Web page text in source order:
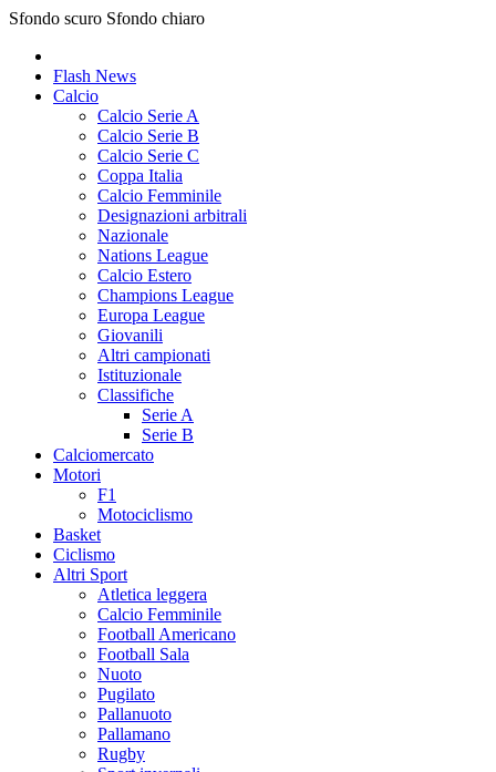
Sfondo scuro Sfondo chiaro
Flash News
Calcio
Calcio Serie A
Calcio Serie B
Calcio Serie C
Coppa Italia
Calcio Femminile
Designazioni arbitrali
Nazionale
Nations League
Calcio Estero
Champions League
Europa League
Giovanili
Altri campionati
Istituzionale
Classifiche
Serie A
Serie B
Calciomercato
Motori
F1
Motociclismo
Basket
Ciclismo
Altri Sport
Atletica leggera
Calcio Femminile
Football Americano
Football Sala
Nuoto
Pugilato
Pallanuoto
Pallamano
Rugby